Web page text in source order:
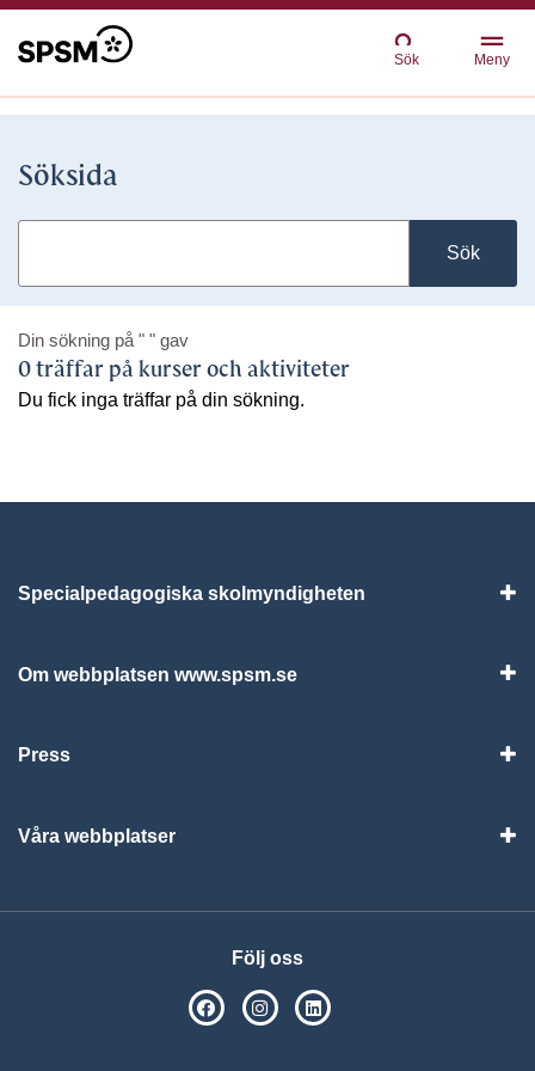
Sök Meny
Söksida
Sök
Din sökning på " " gav
0 träffar på kurser och aktiviteter
Du fick inga träffar på din sökning.
Specialpedagogiska skolmyndigheten
Om webbplatsen www.spsm.se
Press
Våra webbplatser
Följ oss
SPSM på Facebook
SPSM på Instagram